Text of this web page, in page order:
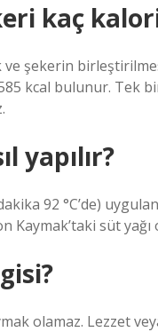
kaç
ve şekerin
585 kcal bulunur.
yapılır?
92 °C’de)
süt yağı
olamaz. Lezzet